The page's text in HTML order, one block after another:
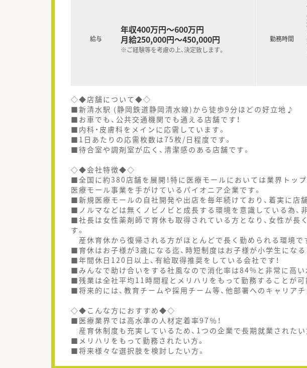
給与
年収400万円～600万円
月給250,000円～450,000円
※ご経験等を考慮の上、決定致します。
勤務時間
◇◆店舗について◆◇
■新清水駅 (静岡鉄道静岡清水線)から徒歩9分ほどの好立地♪
■お車でも、公共交通機関でも通える店舗です！
■内科・皮膚科をメインに応需しています。
■1日あたりの応需枚数は75枚/日程度です。
■待合室や調剤室が広く、清潔感のある店舗です。
◇◆会社特徴◆◇
■全国に約380店舗を展開！特に医療モールにおいては業界トッ
医療モール事業を手がけているパイオニア企業です。
■新規医療モールの自社開発や出店を毎年続けており、着実に店
■ノルマなどは無くノビノビと成長する環境を意識している為、
■社長は女性薬剤師で育休も取得されている方となり、女性が長
す。
産休育休から復帰される方がほとんどで長く勤められる環境で
■育休はお子様が3歳になる迄、時短制度はお子様が小学生になる
■年間休日120日以上、有給取得推奨をしている会社です！
■みんなで助け合いをする社風なので消化率は84%と非常に高い
■残業は全社平均11時間程とメリハリをもって勤務することが可
■将来的には、教育チームや採用チーム等、他部署へのキャリアチ
◇◆こんな方におすすめ◆◇
■医療業界では高水準の人材定着率97％！
産育休制度も充実しているため、1つの企業で長期就業されたい
■メリハリをもって勤務されたい方。
■将来様々な選択肢を検討したい方。